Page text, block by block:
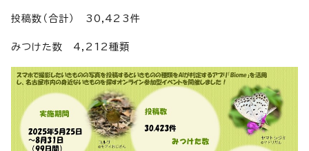
投稿数（合計） 30,423件
みつけた数 4,212種類